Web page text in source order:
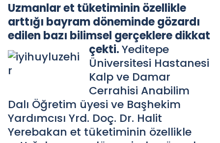
Uzmanlar et tüketiminin özellikle
arttığı bayram döneminde gözardı
edilen bazı bilimsel gerçeklere dikkat
çekti.Yeditepe
Üniversitesi Hastanesi
Kalp ve Damar
Cerrahisi Anabilim
Dalı Öğretim üyesi ve Başhekim
Yardımcısı Yrd. Doç. Dr. Halit
Yerebakan et tüketiminin özellikle